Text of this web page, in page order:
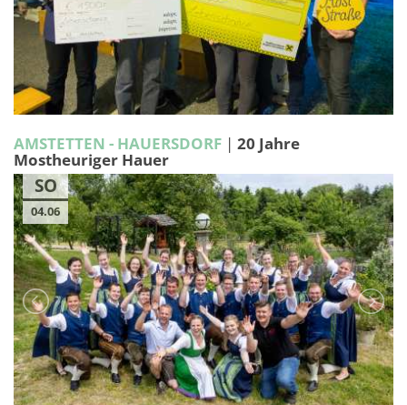
AMSTETTEN - HAUERSDORF | 20 Jahre
Mostheuriger Hauer
SO
04.06